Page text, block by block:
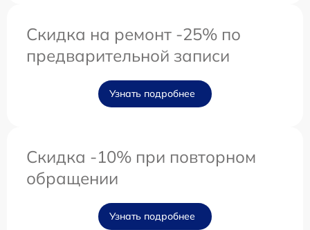
Скидка на ремонт -25% по
предварительной записи
Узнать подробнее
Скидка -10% при повторном
обращении
Узнать подробнее